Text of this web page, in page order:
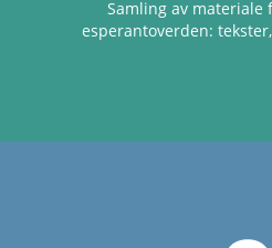
Samling av materiale
esperantoverden: